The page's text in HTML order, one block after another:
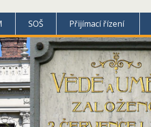
SOŠ Přijímací řízení